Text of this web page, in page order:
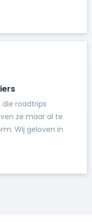
die roadtrips
ze maar al te
Wij geloven in